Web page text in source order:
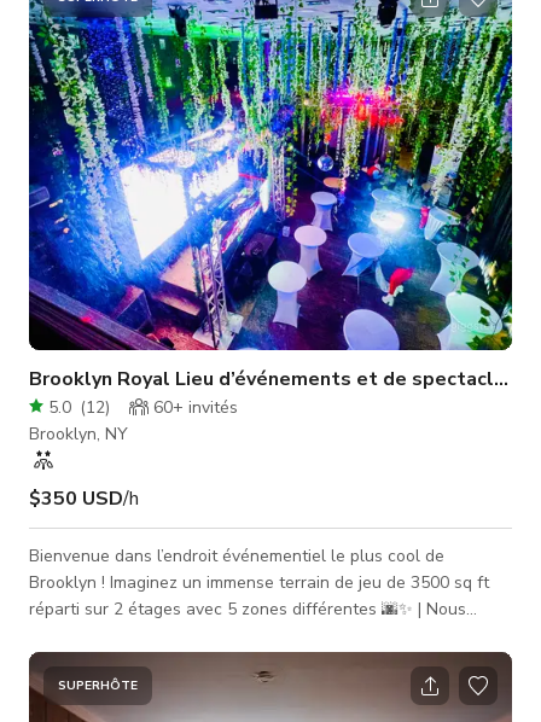
».
Brooklyn Royal Lieu d’événements et de spectacles
5.0 (12) 60+ invités
Brooklyn, NY
$350 USD/h
Bienvenue dans l’endroit événementiel le plus cool de
Brooklyn ! Imaginez un immense terrain de jeu de 3500 sq ft
réparti sur 2 étages avec 5 zones différentes 🌆✨ | Nous
une zone DJ, une scène géante, des lumières & visuels
époustouflants, un son incroyable et une insonorisation totale
🎶🎉 | Entrez dans le luxe et la sécurité en même temps 🏰🛡️
SUPERHÔTE